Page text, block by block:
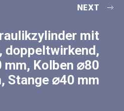
NEXT
mit
doppeltwirkend,
mm, Kolben ⌀80
Stange ⌀40 mm